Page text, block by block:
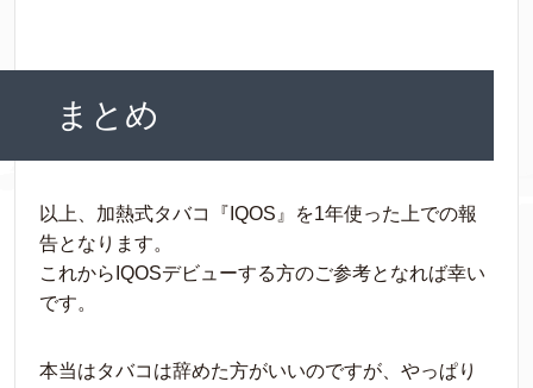
まとめ
以上、加熱式タバコ『IQOS』を1年使った上での報
告となります。
これからIQOSデビューする方のご参考となれば幸い
です。
本当はタバコは辞めた方がいいのですが、やっぱり